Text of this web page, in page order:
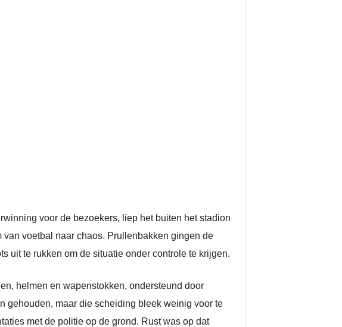
voor de bezoekers, liep het buiten het stadion
voetbal naar chaos. Prullenbakken gingen de
uit te rukken om de situatie onder controle te krijgen.
helmen en wapenstokken, ondersteund door
gehouden, maar die scheiding bleek weinig voor te
met de politie op de grond. Rust was op dat